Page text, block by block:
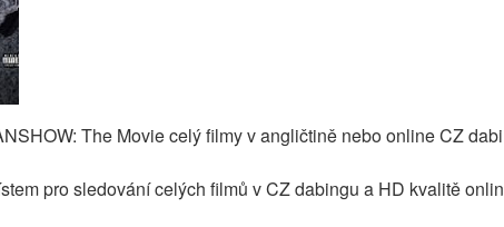
The Movie celý filmy v angličtině nebo online CZ
pro sledování celých filmů v CZ dabingu a HD kvalitě